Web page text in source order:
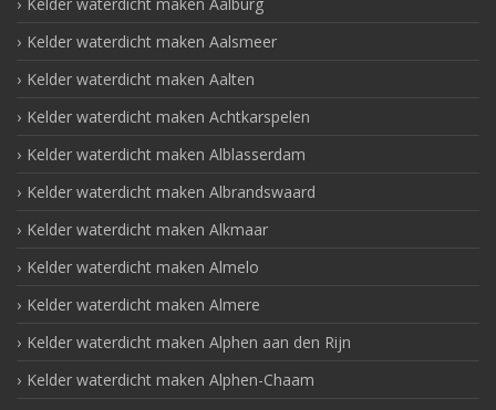
Kelder waterdicht maken Aalsmeer
Kelder waterdicht maken Aalten
Kelder waterdicht maken Achtkarspelen
Kelder waterdicht maken Alblasserdam
Kelder waterdicht maken Albrandswaard
Kelder waterdicht maken Alkmaar
Kelder waterdicht maken Almelo
Kelder waterdicht maken Almere
Kelder waterdicht maken Alphen aan den Rijn
Kelder waterdicht maken Alphen-Chaam